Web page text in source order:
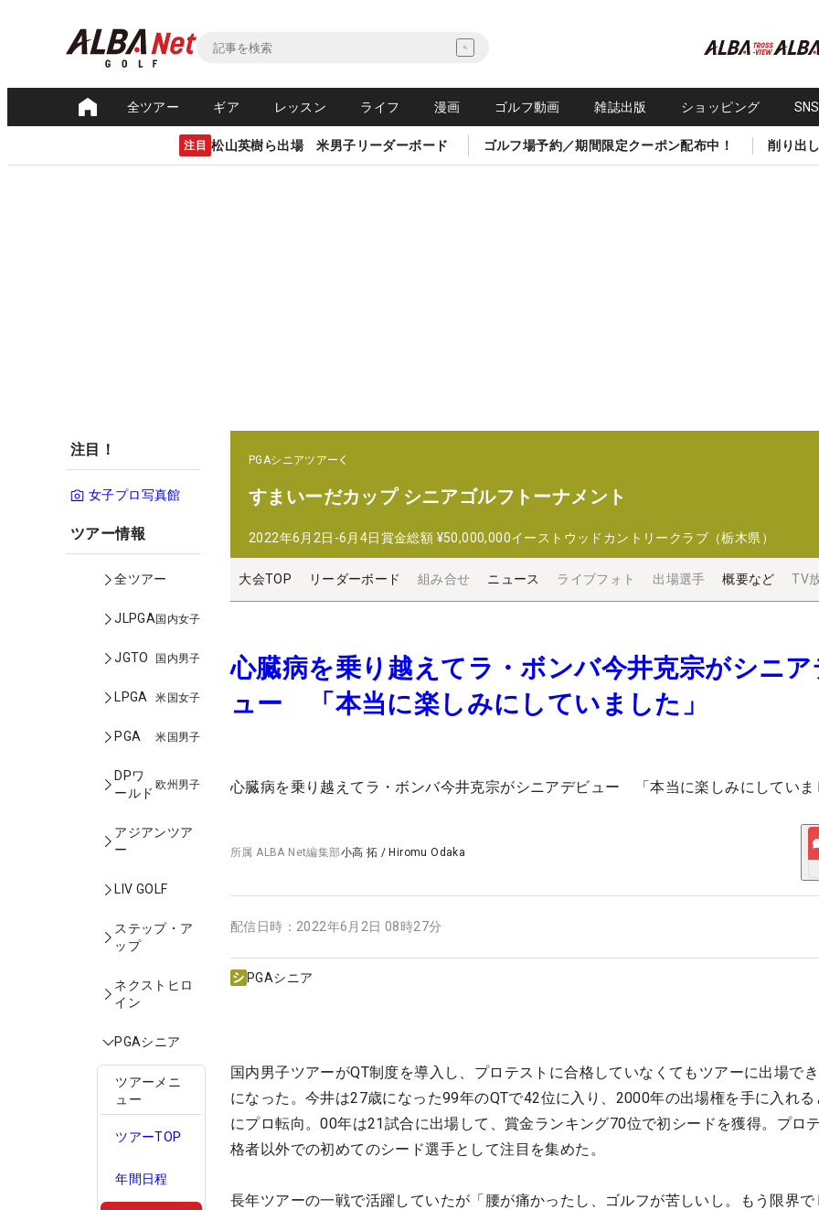
全ツアー ギア レッスン ライフ 漫画 ゴルフ動画 雑誌出版 ショッピング
注目 松山英樹ら出場 米男子リーダーボード ゴルフ場予約／期間限定クーポン配布中！ 削り出
注目！
女子プロ写真館
ツアー情報
全ツアー
JLPGA国内女子
JGTO 国内男子
LPGA 米国女子
PGA 米国男子
DPワ
ールド
欧州男子
アジアンツア
ー
LIV GOLF
ステップ・ア
ップ
ネクストヒロ
イン
PGAシニア
ツアーメニ
ュー
ツアーTOP
年間日程
PGAシニアツアー
すまいーだカップ シニアゴルフトーナメント
2022年6月2日-6月4日賞金総額 ¥50,000,000イーストウッドカントリークラブ（栃木県）
大会TOP リーダーボード 組み合せ ニュース ライブフォト 出場選手 概要など TV
心臓病を乗り越えてラ・ボンバ今井克宗がシニ
ュー 「本当に楽しみにしていました」
心臓病を乗り越えてラ・ボンバ今井克宗がシニアデビュー 「本当に楽しみにしていま
所属ALBA Net編集部小高 拓 / Hiromu Odaka
配信日時： 2022年6月2日 08時27分
PGAシニア
国内男子ツアーがQT制度を導入し、プロテストに合格していなくてもツアーに出場で
になった。今井は27歳になった99年のQTで42位に入り、2000年の出場権を手に入れる
にプロ転向。00年は21試合に出場して、賞金ランキング70位で初シードを獲得。プロ
格者以外での初めてのシード選手として注目を集めた。
長年ツアーの一戦で活躍していたが「腰が痛かったし、ゴルフが苦しいし。もう限界で